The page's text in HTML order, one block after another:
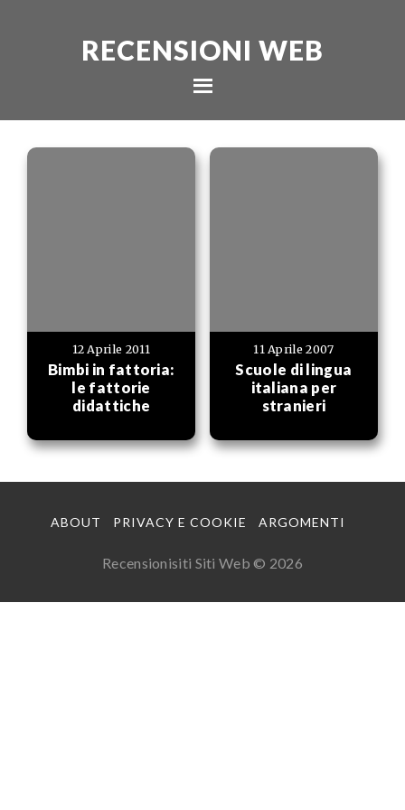
RECENSIONI WEB
12 Aprile 2011
Bimbi in fattoria:
le fattorie
didattiche
11 Aprile 2007
Scuole di lingua
italiana per
stranieri
ABOUT PRIVACY E COOKIE ARGOMENTI
Recensionisiti Siti Web © 2026